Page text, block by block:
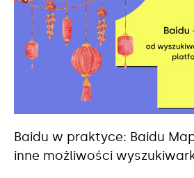
Baidu w praktyce: Baidu
inne możliwości